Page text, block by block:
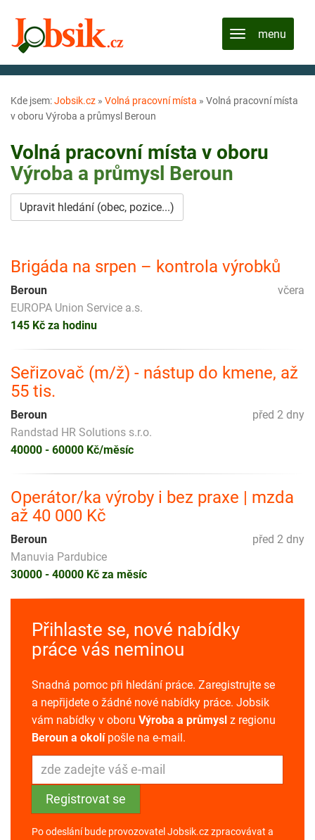
Kde jsem:Jobsik.cz » Volná pracovní místa » Volná pracovní místa
v oboru Výroba a průmysl Beroun
Volná pracovní místa v oboru
Výroba a průmysl Beroun
Upravit hledání (obec, pozice...)
Brigáda na srpen – kontrola výrobků
včera
Beroun
EUROPA Union Service a.s.
145 Kč za hodinu
Seřizovač (m/ž) - nástup do kmene, až
55 tis.
před 2 dny
Beroun
Randstad HR Solutions s.r.o.
40000 - 60000 Kč/měsíc
Operátor/ka výroby i bez praxe | mzda
až 40 000 Kč
před 2 dny
Beroun
Manuvia Pardubice
30000 - 40000 Kč za měsíc
Přihlaste se, nové nabídky
práce vás neminou
Snadná pomoc při hledání práce. Zaregistrujte se
a nepřijdete o žádné nové nabídky práce. Jobsik
vám nabídky v oboru Výroba a průmysl z regionu
Beroun a okolípošle na e-mail.
Po odeslání bude provozovatel Jobsik.cz zpracovávat a